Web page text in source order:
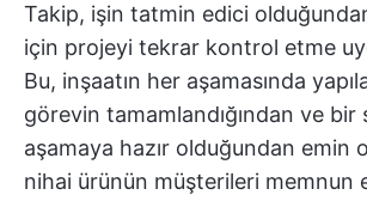
Takip, işin tatmin edici
için projeyi tekrar kontrol etme
Bu, inşaatın her aşamasında
görevin tamamlandığından ve bir
aşamaya hazır olduğundan emin
nihai ürünün müşterileri memnun